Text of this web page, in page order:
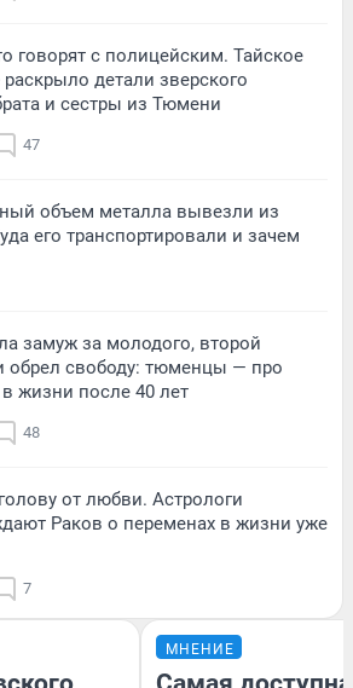
говорят с полицейским. Тайское
детали зверского
и сестры из Тюмени
47
объем металла вывезли из
его транспортировали и зачем
замуж за молодого, второй
обрел свободу: тюменцы — про
жизни после 40 лет
48
от любви. Астрологи
Раков о переменах в жизни уже
7
МНЕНИЕ